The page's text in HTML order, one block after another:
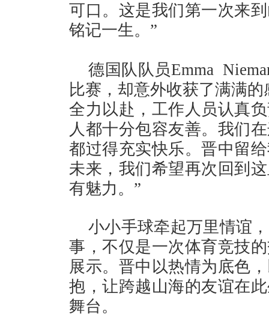
可口。这是我们第一次来
铭记一生。”
德国队队员Emma
比赛，却意外收获了满满
全力以赴，工作人员认真
人都十分包容友善。我们
都过得充实快乐。晋中留
未来，我们希望再次回到
有魅力。”
小小手球牵起万里情谊
事，不仅是一次体育竞技
展示。晋中以热情为底色
抱，让跨越山海的友谊在
舞台。